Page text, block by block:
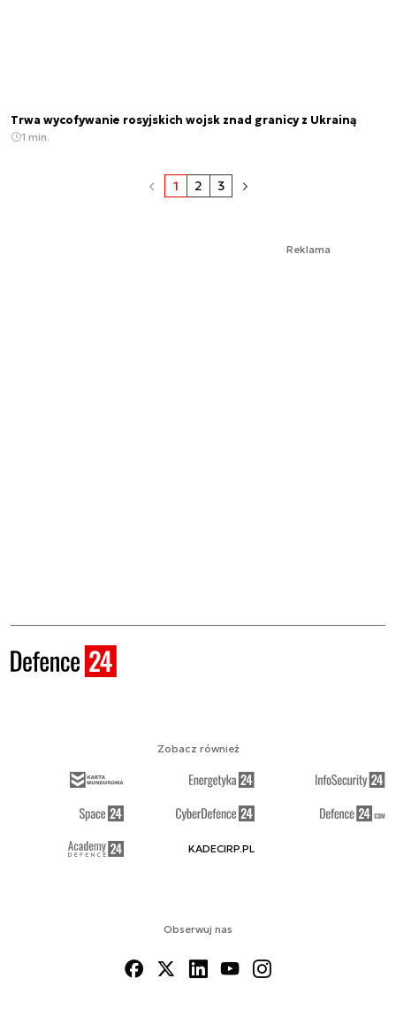
Trwa wycofywanie rosyjskich wojsk znad granicy z Ukrainą
1 min.
1 2 3
Reklama
Obserwuj nas
Zobacz również
KADECIRP.PL